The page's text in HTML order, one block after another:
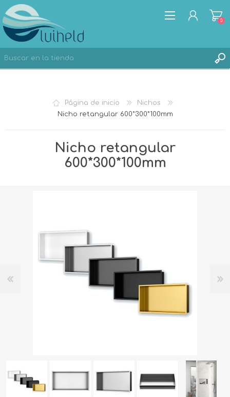
INICIA SESIÓN
0
Página de inicio
Nichos
Nicho retangular 600*300*100mm
Nicho retangular
600*300*100mm